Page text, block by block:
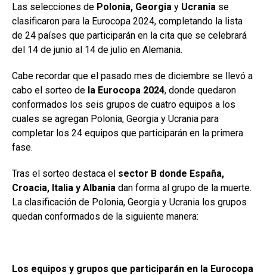
Las selecciones de Polonia, Georgia y Ucrania se
clasificaron para la Eurocopa 2024, completando la lista
de 24 países que participarán en la cita que se celebrará
del 14 de junio al 14 de julio en Alemania.
Cabe recordar que el pasado mes de diciembre se llevó a
cabo el sorteo de la Eurocopa 2024, donde quedaron
conformados los seis grupos de cuatro equipos a los
cuales se agregan Polonia, Georgia y Ucrania para
completar los 24 equipos que participarán en la primera
fase.
Tras el sorteo destaca el sector B donde España,
Croacia, Italia y Albania dan forma al grupo de la muerte.
La clasificación de Polonia, Georgia y Ucrania los grupos
quedan conformados de la siguiente manera:
Los equipos y grupos que participarán en la Eurocopa